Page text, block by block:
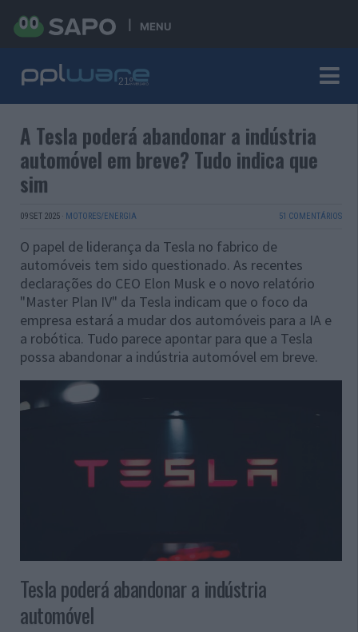
MENU
A Tesla poderá abandonar a indústria
automóvel em breve? Tudo indica que
sim
09 SET 2025 · MOTORES/ENERGIA 51 COMENTÁRIOS
O papel de liderança da Tesla no fabrico de
automóveis tem sido questionado. As recentes
declarações do CEO Elon Musk e o novo relatório
"Master Plan IV" da Tesla indicam que o foco da
empresa estará a mudar dos automóveis para a IA e
a robótica. Tudo parece apontar para que a Tesla
possa abandonar a indústria automóvel em breve.
Tesla poderá abandonar a indústria
automóvel